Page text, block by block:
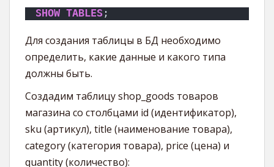
SHOW TABLES ;
Для создания таблицы в БД необходимо
определить, какие данные и какого типа
должны быть.
Создадим таблицу shop_goods товаров
магазина со столбцами id (идентификатор),
sku (артикул), title (наименование товара),
category (категория товара), price (цена) и
quantity (количество):